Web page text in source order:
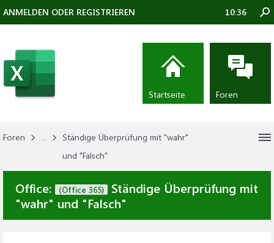
Foren ...
Ständige Überprüfung mit "wahr"
und "Falsch"
Office: (Office 365)
Ständige Überprüfung mit
"wahr" und "Falsch"
ANMELDEN ODER REGISTRIEREN 10:36
Startseite Foren